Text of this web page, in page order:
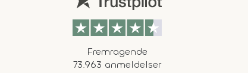
Fremragende
73.963 anmeldelser